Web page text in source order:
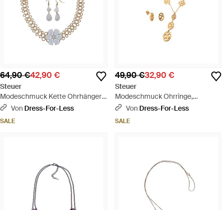
64,90 €42,90 €
Steuer
Modeschmuck Kette Ohrhänger
Metall Gelb Glänzend Blume
Von Dress-For-Less
SALE
49,90 €32,90 €
Steuer
Modeschmuck Ohrringe,
Anhänger Mit Kette Metall
Von Dress-For-Less
SALE